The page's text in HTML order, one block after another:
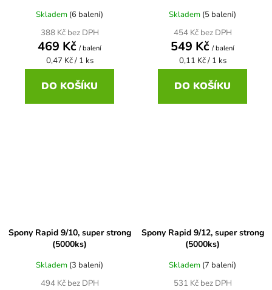
Skladem (6 balení)
388 Kč bez DPH
469 Kč / balení
Měrná
cena:
0,47 Kč / 1 ks
DO KOŠÍKU
Skladem (5 balení)
454 Kč bez DPH
549 Kč / balení
Měrná
cena:
0,11 Kč / 1 ks
DO KOŠÍKU
Spony Rapid 9/10, super strong
(5000ks)
Skladem (3 balení)
494 Kč bez DPH
Spony Rapid 9/12, super strong
(5000ks)
Skladem (7 balení)
531 Kč bez DPH